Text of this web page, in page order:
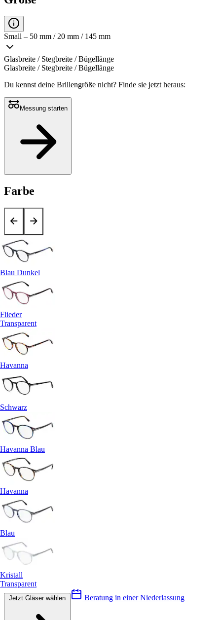
Small – 50 mm / 20 mm / 145 mm
Glasbreite / Stegbreite / Bügellänge
Glasbreite / Stegbreite / Bügellänge
Du kennst deine Brillengröße nicht? Finde sie jetzt heraus:
Messung starten
Farbe
Blau Dunkel
Flieder
Transparent
Havanna
Schwarz
Havanna Blau
Havanna
Blau
Kristall
Transparent
Beratung in einer Niederlassung